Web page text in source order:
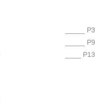
_____ P3
_____ P9
____ P13